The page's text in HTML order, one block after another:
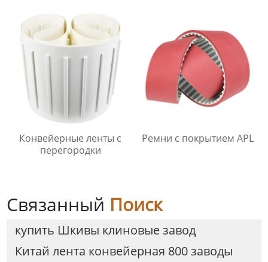
Конвейерные ленты с
перегородки
Ремни с покрытием APL
Связанный Поиск
купить Шкивы клиновые завод
Китай лента конвейерная 800 заводы